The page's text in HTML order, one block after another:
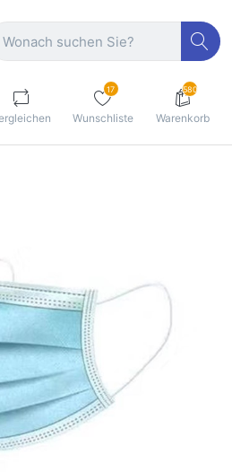
17
Wunschliste
580
Warenkorb